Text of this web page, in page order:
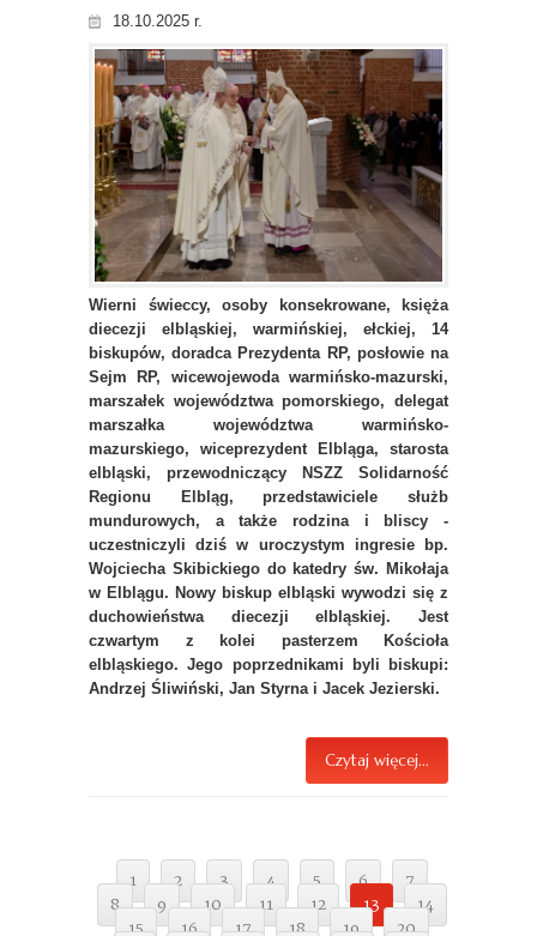
18.10.2025 r.
Wierni świeccy, osoby konsekrowane, księża
diecezji elbląskiej, warmińskiej, ełckiej, 14
biskupów, doradca Prezydenta RP, posłowie na
Sejm RP, wicewojewoda warmińsko-mazurski,
marszałek województwa pomorskiego, delegat
marszałka województwa warmińsko-
mazurskiego, wiceprezydent Elbląga, starosta
elbląski, przewodniczący NSZZ Solidarność
Regionu Elbląg, przedstawiciele służb
mundurowych, a także rodzina i bliscy -
uczestniczyli dziś w uroczystym ingresie bp.
Wojciecha Skibickiego do katedry św. Mikołaja
w Elblągu. Nowy biskup elbląski wywodzi się z
duchowieństwa diecezji elbląskiej. Jest
czwartym z kolei pasterzem Kościoła
elbląskiego. Jego poprzednikami byli biskupi:
Andrzej Śliwiński, Jan Styrna i Jacek Jezierski.
Czytaj więcej...
1 2 3 4 5 6
7
8
9 10 11 12 13
14
15
16 17 18 19 20